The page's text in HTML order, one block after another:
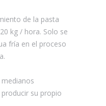
de la pasta
kg / hora. Solo se
fría en el proceso
su propio